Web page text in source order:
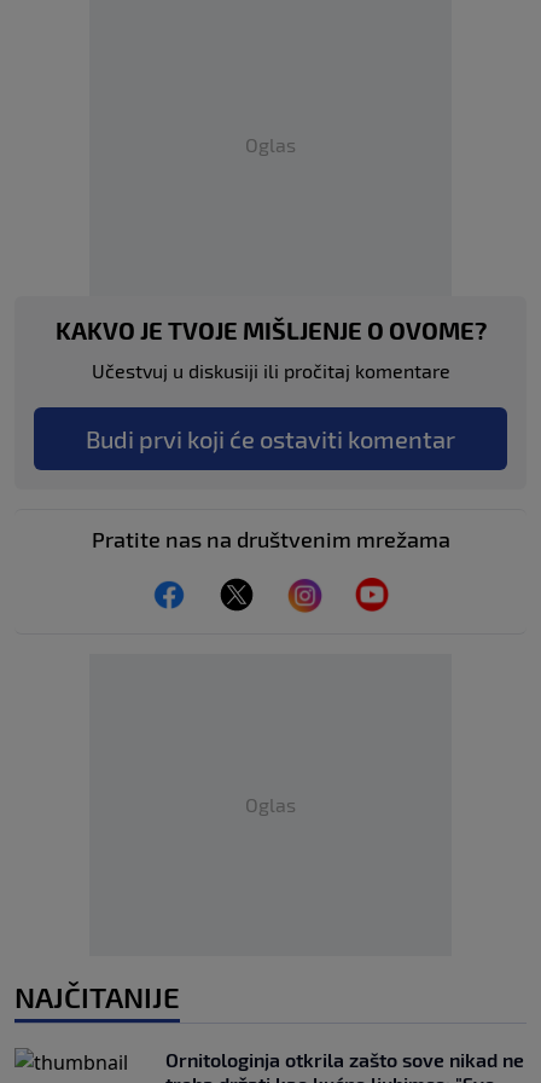
Oglas
KAKVO JE TVOJE MIŠLJENJE O OVOME?
Učestvuj u diskusiji ili pročitaj komentare
Budi prvi koji će ostaviti komentar
Pratite nas na društvenim mrežama
Oglas
NAJČITANIJE
Ornitologinja otkrila zašto sove nikad ne